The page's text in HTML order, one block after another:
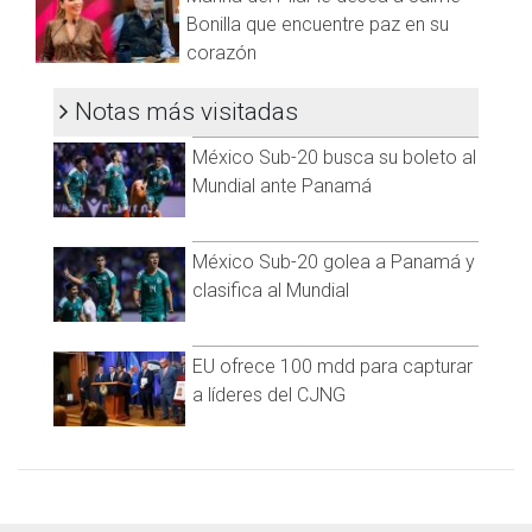
Una publicación compartida por Cadena Noticias (@cadenanoticiasmx)
La regidora destacó que el programa, que tendrá una
la frontera, pero pidió que se implemente una campaña
constante de difusión para dar a conocer los carriles de la
línea Sentri, especialmente entre los ciudadanos que aún
reducir la congestión vial en la ciudad, sobre todo en los
Bonilla que encuentre paz en su
corazón
Notas más visitadas
México Sub-20 busca su boleto al
Mundial ante Panamá
México Sub-20 golea a Panamá y
clasifica al Mundial
EU ofrece 100 mdd para capturar
a líderes del CJNG